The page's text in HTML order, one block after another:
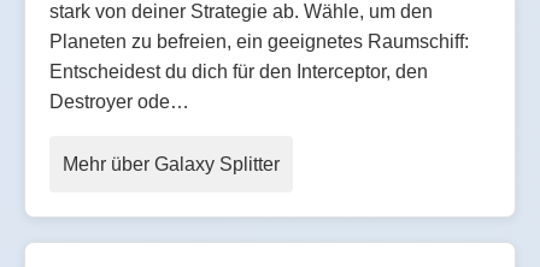
stark von deiner Strategie ab. Wähle, um den
Planeten zu befreien, ein geeignetes Raumschiff:
Entscheidest du dich für den Interceptor, den
Destroyer ode…
Mehr über Galaxy Splitter